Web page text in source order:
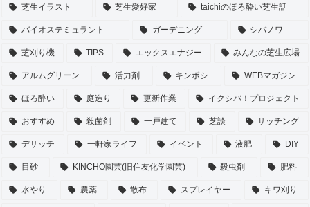
芝生イラスト 芝生愛好家 taichiのほろ酔い芝生話
バイオステミュラント ガーデニング シバノワ
芝刈り機 TIPS エックスエナジー みんなの芝生広場
アルムグリーン 活力剤 キンボシ WEBマガジン
ほろ酔い 庭造り 更新作業 イクシバ！プロジェクト
おすすめ 殺菌剤 一戸建て 芝談 サッチング
デサッチ 一軒家ライフ イベント 液肥 DIY
目砂 KINCHO園芸(旧住友化学園芸) 殺虫剤 肥料
水やり 農薬 散布 スプレイヤー キワ刈り